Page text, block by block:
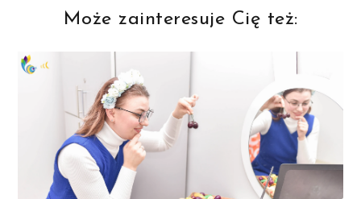
Może zainteresuje Cię też: